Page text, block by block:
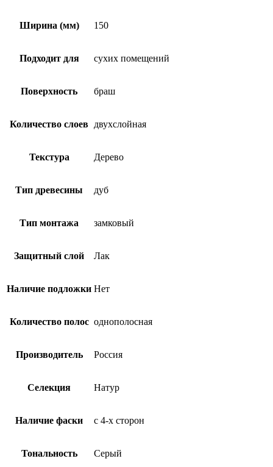
Ширина (мм) 150
Подходит для сухих помещений
Поверхность браш
Количество слоев двухслойная
Текстура Дерево
Тип древесины дуб
Тип монтажа замковый
Защитный слой Лак
Наличие подложки Нет
Количество полос однополосная
Производитель Россия
Селекция Натур
Наличие фаски с 4-х сторон
Тональность Серый